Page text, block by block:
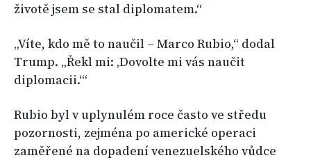
životě jsem se stal diplomatem.“
„Víte, kdo mě to naučil – Marco Rubio,“ dodal
Trump. „Řekl mi: ‚Dovolte mi vás naučit
diplomacii.‘“
Rubio byl v uplynulém roce často ve středu
pozornosti, zejména po americké operaci
zaměřené na dopadení venezuelského vůdce